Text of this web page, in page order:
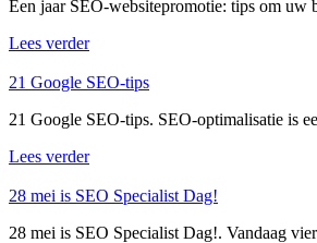
Een jaar SEO-websitepromotie: tips om uw
Lees verder
21 Google SEO-tips
21 Google SEO-tips. SEO-optimalisatie is
Lees verder
28 mei is SEO Specialist Dag!
28 mei is SEO Specialist Dag!. Vandaag